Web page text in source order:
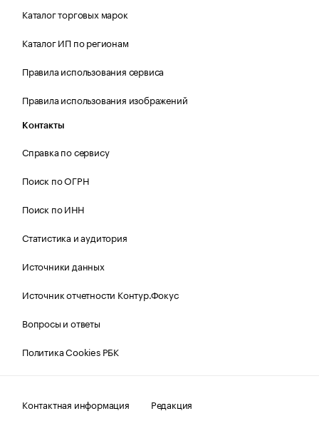
Каталог торговых марок
Каталог ИП по регионам
Правила использования сервиса
Правила использования изображений
Контакты
Справка по сервису
Поиск по ОГРН
Поиск по ИНН
Статистика и аудитория
Источники данных
Источник отчетности Контур.Фокус
Вопросы и ответы
Политика Cookies РБК
Контактная информация
Редакция